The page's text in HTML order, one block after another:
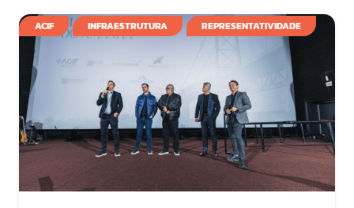
ACIF INFRAESTRUTURA REPRESENTATIVIDADE